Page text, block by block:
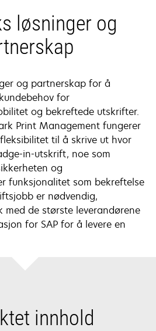
tab
løsninger og
og partnerskap for å
for
og bekreftede utskrifter.
Print Management fungerer
til å skrive ut hvor
in-utskrift, noe som
og
funksjonalitet som bekreftelse
er nødvendig,
med de største leverandørene
for SAP for å levere en
innhold